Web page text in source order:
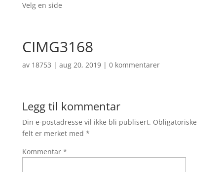
Velg en side
CIMG3168
av 18753 | aug 20, 2019| 0 kommentarer
Legg til kommentar
Din e-postadresse vil ikke bli publisert. Obligatoriske
felt er merket med *
Kommentar *